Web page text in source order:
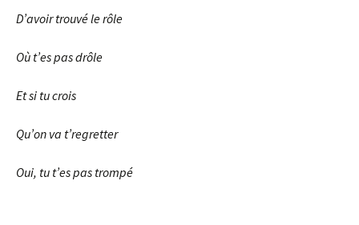
D’avoir trouvé le rôle
Où t’es pas drôle
Et si tu crois
Qu’on va t’regretter
Oui, tu t’es pas trompé